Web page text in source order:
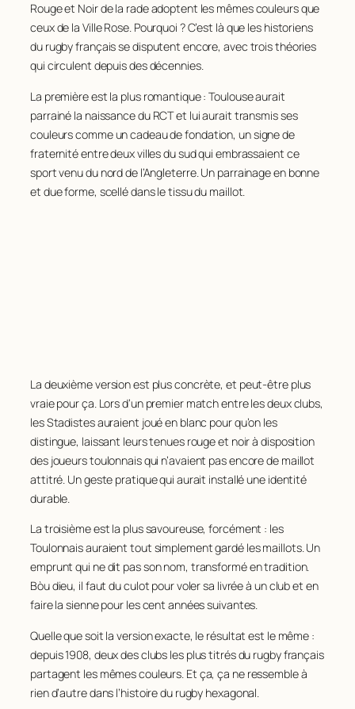
Rouge et Noir de la rade adoptent les mêmes couleurs que
ceux de la Ville Rose. Pourquoi ? C’est là que les historiens
du rugby français se disputent encore, avec trois théories
qui circulent depuis des décennies.
La première est la plus romantique : Toulouse aurait
parrainé la naissance du RCT et lui aurait transmis ses
couleurs comme un cadeau de fondation, un signe de
fraternité entre deux villes du sud qui embrassaient ce
sport venu du nord de l’Angleterre. Un parrainage en bonne
et due forme, scellé dans le tissu du maillot.
La deuxième version est plus concrète, et peut-être plus
vraie pour ça. Lors d’un premier match entre les deux clubs,
les Stadistes auraient joué en blanc pour qu’on les
distingue, laissant leurs tenues rouge et noir à disposition
des joueurs toulonnais qui n’avaient pas encore de maillot
attitré. Un geste pratique qui aurait installé une identité
durable.
La troisième est la plus savoureuse, forcément : les
Toulonnais auraient tout simplement gardé les maillots. Un
emprunt qui ne dit pas son nom, transformé en tradition.
Bòu dieu, il faut du culot pour voler sa livrée à un club et en
faire la sienne pour les cent années suivantes.
Quelle que soit la version exacte, le résultat est le même :
depuis 1908, deux des clubs les plus titrés du rugby français
partagent les mêmes couleurs. Et ça, ça ne ressemble à
rien d’autre dans l’histoire du rugby hexagonal.